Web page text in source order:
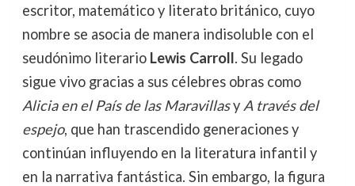
escritor, matemático y literato británico, cuyo
nombre se asocia de manera indisoluble con el
seudónimo literario Lewis Carroll. Su legado
sigue vivo gracias a sus célebres obras como
Alicia en el País de las Maravillasy A través del
espejo, que han trascendido generaciones y
continúan influyendo en la literatura infantil y
en la narrativa fantástica. Sin embargo, la figura